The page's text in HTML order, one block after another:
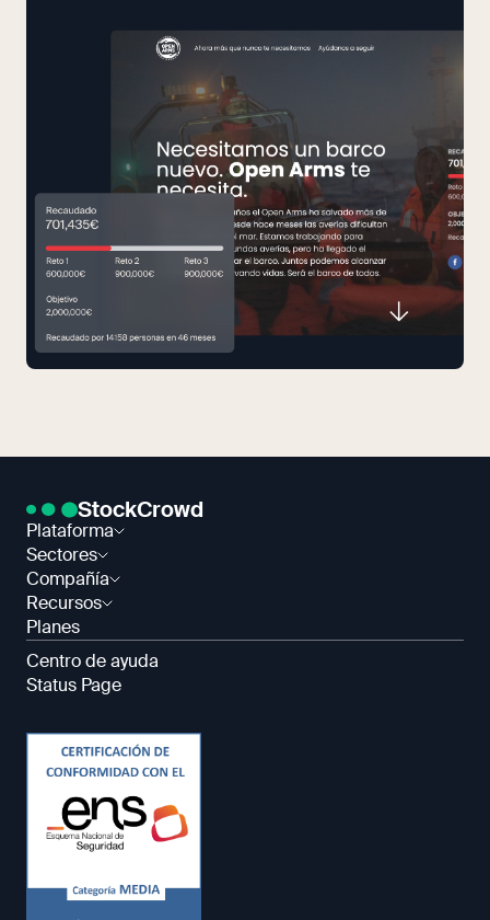
StockCrowd
Plataforma
Sectores
Compañía
Recursos
Planes
Centro de ayuda
Status Page